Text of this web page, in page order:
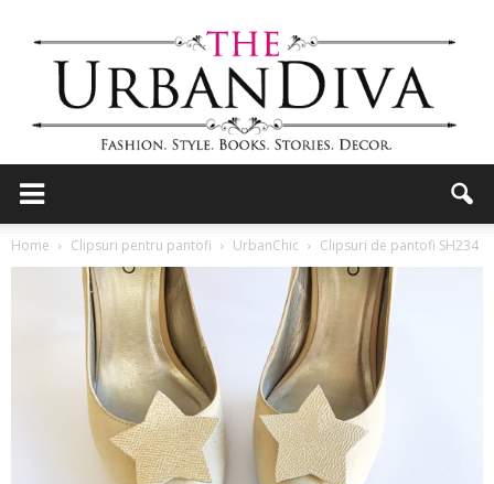
Urban
Diva
Home Clipsuri pentru pantofi UrbanChic Clipsuri de pantofi SH234